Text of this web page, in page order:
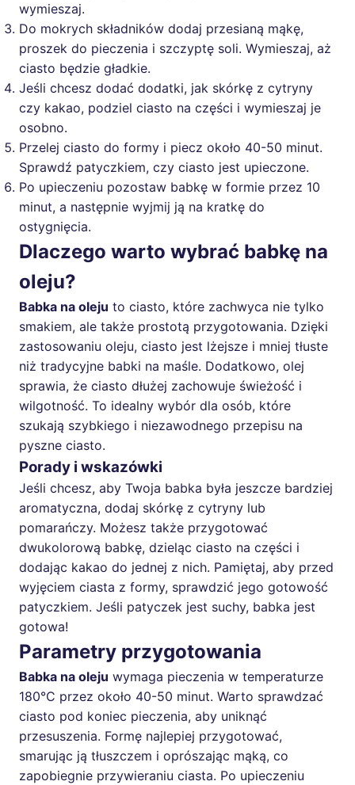
wymieszaj.
Do mokrych składników dodaj przesianą mąkę,
proszek do pieczenia i szczyptę soli. Wymieszaj, aż
ciasto będzie gładkie.
Jeśli chcesz dodać dodatki, jak skórkę z cytryny
czy kakao, podziel ciasto na części i wymieszaj je
osobno.
Przelej ciasto do formy i piecz około 40-50 minut.
Sprawdź patyczkiem, czy ciasto jest upieczone.
Po upieczeniu pozostaw babkę w formie przez 10
minut, a następnie wyjmij ją na kratkę do
ostygnięcia.
Dlaczego warto wybrać babkę na
oleju?
Babka na oleju to ciasto, które zachwyca nie tylko
smakiem, ale także prostotą przygotowania. Dzięki
zastosowaniu oleju, ciasto jest lżejsze i mniej tłuste
niż tradycyjne babki na maśle. Dodatkowo, olej
sprawia, że ciasto dłużej zachowuje świeżość i
wilgotność. To idealny wybór dla osób, które
szukają szybkiego i niezawodnego przepisu na
pyszne ciasto.
Porady i wskazówki
Jeśli chcesz, aby Twoja babka była jeszcze bardziej
aromatyczna, dodaj skórkę z cytryny lub
pomarańczy. Możesz także przygotować
dwukolorową babkę, dzieląc ciasto na części i
dodając kakao do jednej z nich. Pamiętaj, aby przed
wyjęciem ciasta z formy, sprawdzić jego gotowość
patyczkiem. Jeśli patyczek jest suchy, babka jest
gotowa!
Parametry przygotowania
Babka na oleju wymaga pieczenia w temperaturze
180°C przez około 40-50 minut. Warto sprawdzać
ciasto pod koniec pieczenia, aby uniknąć
przesuszenia. Formę najlepiej przygotować,
smarując ją tłuszczem i oprószając mąką, co
zapobiegnie przywieraniu ciasta. Po upieczeniu